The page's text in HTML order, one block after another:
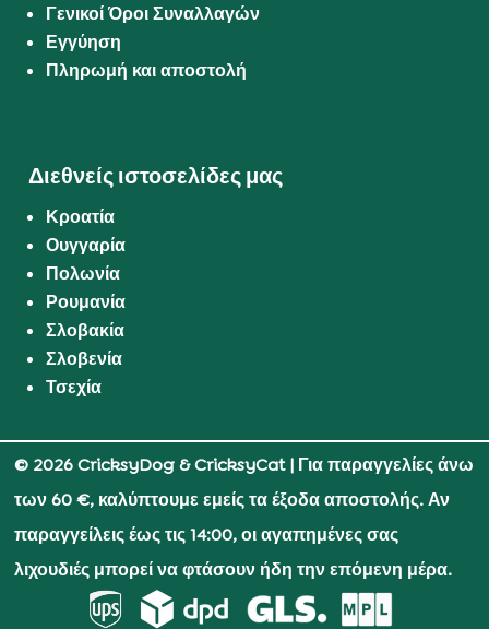
Γενικοί Όροι Συναλλαγών
Εγγύηση
Πληρωμή και αποστολή
Διεθνείς ιστοσελίδες μας
Κροατία
Ουγγαρία
Πολωνία
Ρουμανία
Σλοβακία
Σλοβενία
Τσεχία
© 2026 CricksyDog & CricksyCat| Για παραγγελίες άνω
των 60 €, καλύπτουμε εμείς τα έξοδα αποστολής. Αν
παραγγείλεις έως τις 14:00, οι αγαπημένες σας
λιχουδιές μπορεί να φτάσουν ήδη την επόμενη μέρα.